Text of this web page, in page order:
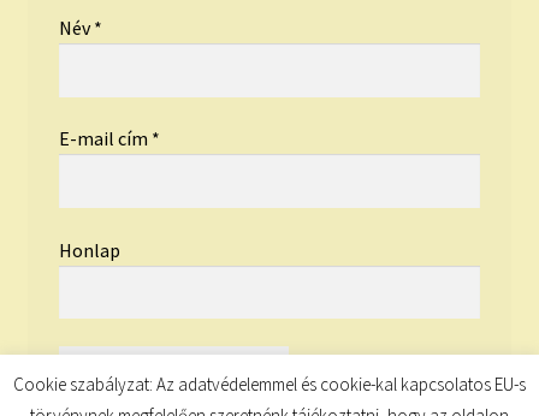
Név*
E-mail cím *
Honlap
Cookie szabályzat: Az adatvédelemmel és cookie-kal kapcsolatos EU-s